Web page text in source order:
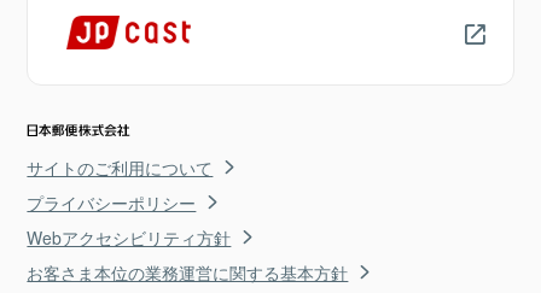
サイトのご利用について
プライバシーポリシー
Webアクセシビリティ方針
お客さま本位の業務運営に関する基本方針